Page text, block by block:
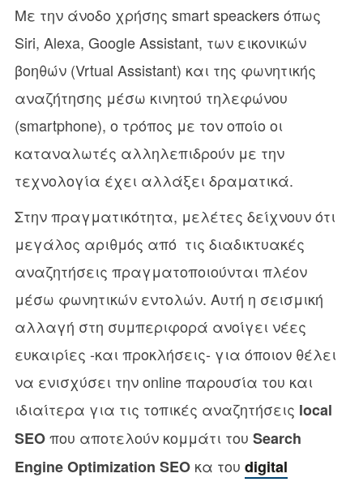
Με την άνοδο χρήσης smart speackers όπως
Siri, Alexa, Google Assistant, των εικονικών
βοηθών (Vrtual Assistant) και της φωνητικής
αναζήτησης μέσω κινητού τηλεφώνου
(smartphone), ο τρόπος με τον οποίο οι
καταναλωτές αλληλεπιδρούν με την
τεχνολογία έχει αλλάξει δραματικά.
Στην πραγματικότητα, μελέτες δείχνουν ότι
μεγάλος αριθμός από τις διαδικτυακές
αναζητήσεις πραγματοποιούνται πλέον
μέσω φωνητικών εντολών. Αυτή η σεισμική
αλλαγή στη συμπεριφορά ανοίγει νέες
ευκαιρίες -και προκλήσεις- για όποιον θέλει
να ενισχύσει την online παρουσία του και
ιδιαίτερα για τις τοπικές αναζητήσεις local
SEOπου αποτελούν κομμάτι του Search
Engine Optimization SEOκα του digital